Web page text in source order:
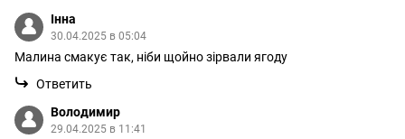
Інна
30.04.2025 в 05:04
Малина смакує так, ніби щойно зірвали ягоду
Ответить
Володимир
29.04.2025 в 11:41